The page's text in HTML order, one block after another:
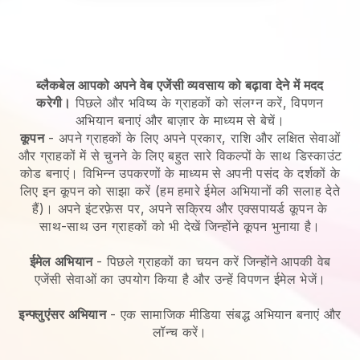
ब्लैकबेल आपको अपने वेब एजेंसी व्यवसाय को बढ़ावा देने में मदद
करेगी। पिछले और भविष्य के ग्राहकों को संलग्न करें, विपणन
अभियान बनाएं और बाज़ार के माध्यम से बेचें।
कूपन- अपने ग्राहकों के लिए अपने प्रकार, राशि और लक्षित सेवाओं
और ग्राहकों में से चुनने के लिए बहुत सारे विकल्पों के साथ डिस्काउंट
कोड बनाएं। विभिन्न उपकरणों के माध्यम से अपनी पसंद के दर्शकों के
लिए इन कूपन को साझा करें (हम हमारे ईमेल अभियानों की सलाह देते
हैं)। अपने इंटरफ़ेस पर, अपने सक्रिय और एक्सपायर्ड कूपन के
साथ-साथ उन ग्राहकों को भी देखें जिन्होंने कूपन भुनाया है।
ईमेल अभियान-पिछले ग्राहकों का चयन करें जिन्होंने आपकी वेब
एजेंसी सेवाओं का उपयोग किया है और उन्हें विपणन ईमेल भेजें।
इन्फ्लुएंसर अभियान- एक सामाजिक मीडिया संबद्ध अभियान बनाएं और
लॉन्च करें।